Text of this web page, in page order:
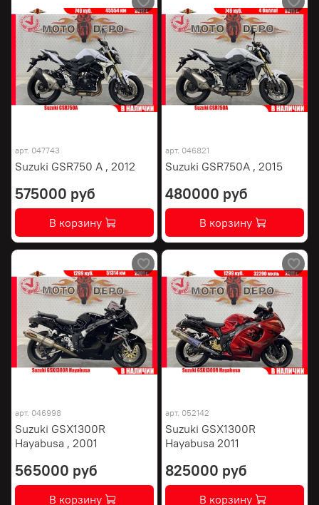
арт. 047743
Suzuki GSR750 A , 2012
575000 руб
В корзину
арт. 046821
Suzuki GSR750A , 2015
480000 руб
В корзину
арт. 046998
Suzuki GSX1300R
Hayabusa , 2001
565000 руб
В корзину
арт. 052142
Suzuki GSX1300R
Hayabusa 2011
825000 руб
В корзину